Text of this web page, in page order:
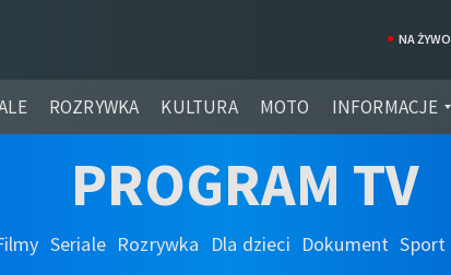
ROZRYWKA KULTURA MOTO INFORMACJE
NA ŻYWO
PROGRAM TV
Seriale Rozrywka Dla dzieci Dokument Sport